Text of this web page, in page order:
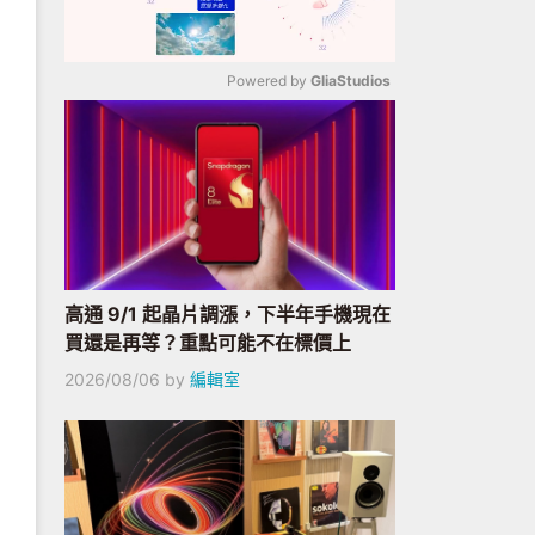
Mute
Powered by GliaStudios
高通 9/1 起晶片調漲，下半年手機現在
買還是再等？重點可能不在標價上
2026/08/06 by 編輯室